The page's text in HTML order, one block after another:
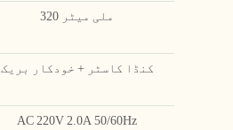
320 ملی میٹر
کنڈا کاسٹر + خودکار بریک
AC 220V 2.0A 50/60Hz